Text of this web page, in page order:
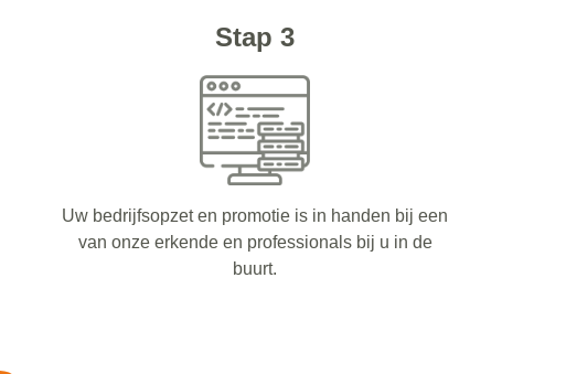
Stap 3
Uw bedrijfsopzet en promotie is in handen bij een
van onze erkende en professionals bij u in de
buurt.